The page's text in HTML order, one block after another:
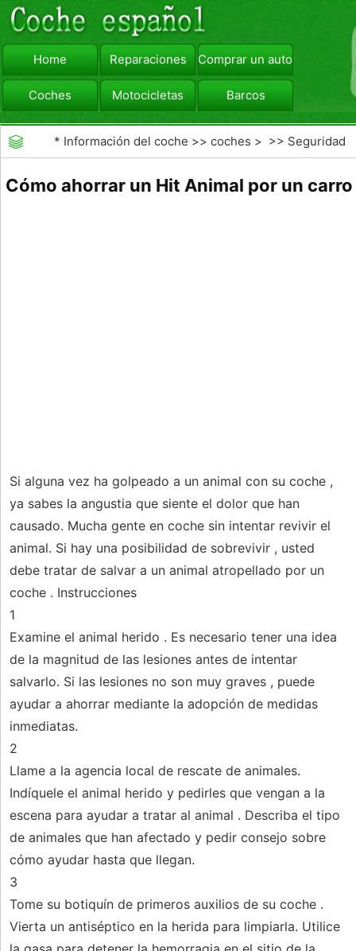
Home Reparaciones Comprar un automóvil
Coches Motocicletas Barcos
viajar Camiones
* Información del coche >>coches > >> Seguridad
Cómo ahorrar un Hit Animal por un carro
Si alguna vez ha golpeado a un animal con su coche ,
ya sabes la angustia que siente el dolor que han
causado. Mucha gente en coche sin intentar revivir el
animal. Si hay una posibilidad de sobrevivir , usted
debe tratar de salvar a un animal atropellado por un
coche . Instrucciones
1
Examine el animal herido . Es necesario tener una idea
de la magnitud de las lesiones antes de intentar
salvarlo. Si las lesiones no son muy graves , puede
ayudar a ahorrar mediante la adopción de medidas
inmediatas.
2
Llame a la agencia local de rescate de animales.
Indíquele el animal herido y pedirles que vengan a la
escena para ayudar a tratar al animal . Describa el tipo
de animales que han afectado y pedir consejo sobre
cómo ayudar hasta que llegan.
3
Tome su botiquín de primeros auxilios de su coche .
Vierta un antiséptico en la herida para limpiarla. Utilice